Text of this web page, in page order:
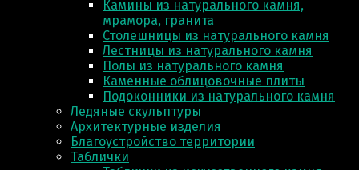
Камины из натурального камня,
мрамора, гранита
Столешницы из натурального камня
Лестницы из натурального камня
Полы из натурального камня
Каменные облицовочные плиты
Подоконники из натурального камня
Ледяные скульптуры
Архитектурные изделия
Благоустройство территории
Таблички